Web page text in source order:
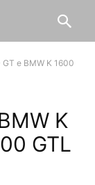
e BMW K 1600
K
GTL